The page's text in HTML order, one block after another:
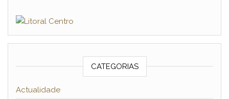
CATEGORIAS
Actualidade